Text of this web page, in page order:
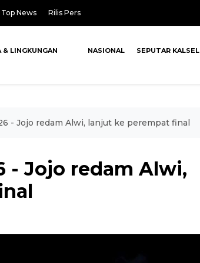
Top News Rilis Pers
& LINGKUNGAN
NASIONAL SEPUTAR KALSEL
- Jojo redam Alwi, lanjut ke perempat final
- Jojo redam Alwi,